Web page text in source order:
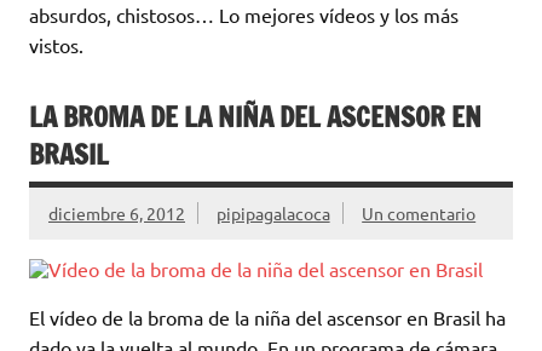
absurdos, chistosos… Lo mejores vídeos y los más
vistos.
LA BROMA DE LA NIÑA DEL ASCENSOR EN
BRASIL
diciembre 6, 2012 pipipagalacoca Un comentario
El vídeo de la broma de la niña del ascensor en Brasil ha